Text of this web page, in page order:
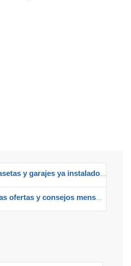
y garajes ya instalados!
y consejos mensuales